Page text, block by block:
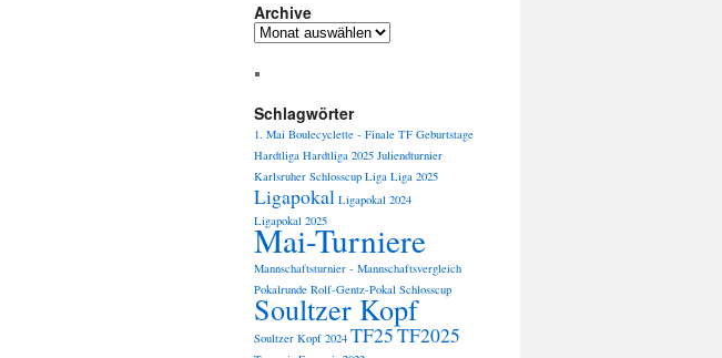
Archive
Archive
Schlagwörter
1. Mai Boulecyclette - Finale TF Geburtstage
Hardtliga Hardtliga 2025 Juliendturnier
Karlsruher Schlosscup Liga Liga 2025
Ligapokal Ligapokal 2024
Ligapokal 2025
Mai-Turniere
Mannschaftsturnier - Mannschaftsvergleich
Pokalrunde Rolf-Gentz-Pokal Schlosscup
Soultzer Kopf
Soultzer Kopf 2024 TF25TF2025